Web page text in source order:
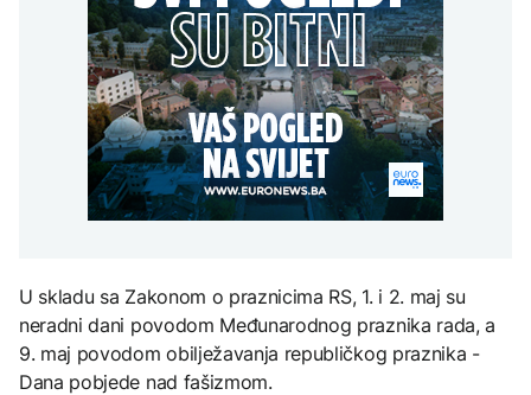
Gori više od 40 hektara,
na terenu vatrogasci i Air
Tractori
AKTUELNO
Izbio požar u Grudama:
Gori više od 40 hektara,
na terenu vatrogasci i Air
Tractori
planinarenje i svinjokolj
nematerijalnom
kulturnom baštinom
Vanredno stanje u
istočnoj Slovačkoj zbog
nestašice vode za piće
AKTUELNO
Apelacioni sud blokirao
izgradnju Trumpove
balske dvorane
Perseidi stiže sredinom
augusta
TEHNOLOGIJA
Istorijska presuda protiv
Mete, zbog ugrožavanja
djece moraju platiti 942
miliona dolara
KULTURA
Rat i pijesak prijete
drevnim piramidama
Meroe u Sudanu
U skladu sa Zakonom o praznicima RS, 1. i 2. maj su
neradni dani povodom Međunarodnog praznika rada, a
9. maj povodom obilježavanja republičkog praznika -
Dana pobjede nad fašizmom.